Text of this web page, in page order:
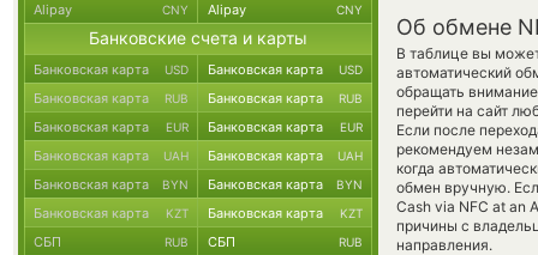
Об обмене
В таблице вы
автоматический
обращать
перейти на сайт
Если после
рекомендуем
когда
обмен вручную.
Cash via NFC at an
причины с
направления.
Alipay CNY Alipay CNY
Банковские счета и карты
Банковская карта USD Банковская карта USD
Банковская карта RUB Банковская карта RUB
Банковская карта EUR Банковская карта EUR
Банковская карта UAH Банковская карта UAH
Банковская карта BYN Банковская карта BYN
Банковская карта KZT Банковская карта KZT
СБП RUB СБП RUB